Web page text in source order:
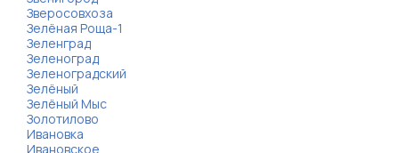
Зверосовхоза
Зелёная Роща-1
Зеленград
Зеленоград
Зеленоградский
Зелёный
Зелёный Мыс
Золотилово
Ивановка
Ивановское